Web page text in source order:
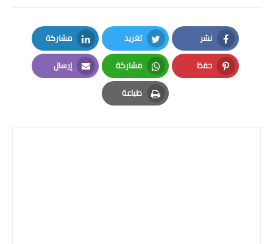
المرحلة المتوسطة
المرحلة الاعدادية
الجامعات
نشر
Facebook
تغريد
Twitter
مشاركة
LinkedIn
حفظ
Pinterest
مشاركة
Whatsapp
إرسال
Email
طباعة
Print